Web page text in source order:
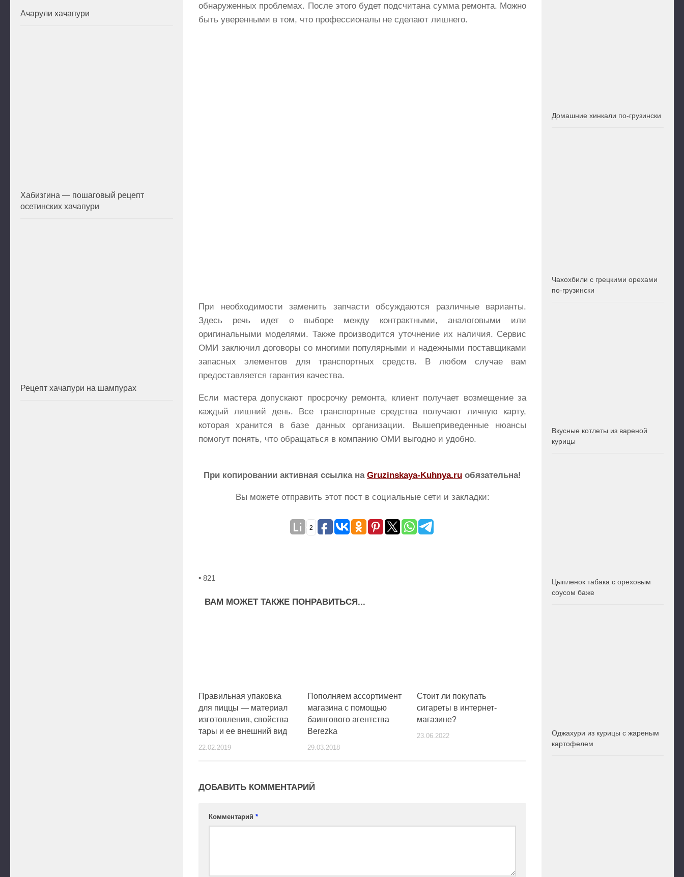
обнаруженных проблемах. После этого будет подсчитана сумма ремонта. Можно
быть уверенными в том, что профессионалы не сделают лишнего.
При необходимости заменить запчасти обсуждаются различные варианты.
Здесь речь идет о выборе между контрактными, аналоговыми или
оригинальными моделями. Также производится уточнение их наличия. Сервис
ОМИ заключил договоры со многими популярными и надежными поставщиками
запасных элементов для транспортных средств. В любом случае вам
предоставляется гарантия качества.
Если мастера допускают просрочку ремонта, клиент получает возмещение за
каждый лишний день. Все транспортные средства получают личную карту,
которая хранится в базе данных организации. Вышеприведенные нюансы
помогут понять, что обращаться в компанию ОМИ выгодно и удобно.
При копировании активная ссылка на Gruzinskaya-Kuhnya.ru обязательна!
Вы можете отправить этот пост в социальные сети и закладки:
2
▪ 821
ВАМ МОЖЕТ ТАКЖЕ ПОНРАВИТЬСЯ...
Правильная упаковка
для пиццы — материал
изготовления, свойства
тары и ее внешний вид
22.02.2019
Пополняем ассортимент
магазина с помощью
баингового агентства
Berezka
29.03.2018
Стоит ли покупать
сигареты в интернет-
магазине?
23.06.2022
ДОБАВИТЬ КОММЕНТАРИЙ
Комментарий *
Ачарули хачапури
Хабизгина — пошаговый рецепт
осетинских хачапури
Рецепт хачапури на шампурах
Домашние хинкали по-грузински
Чахохбили с грецкими орехами
по-грузински
Вкусные котлеты из вареной
курицы
Цыпленок табака с ореховым
соусом баже
Оджахури из курицы с жареным
картофелем